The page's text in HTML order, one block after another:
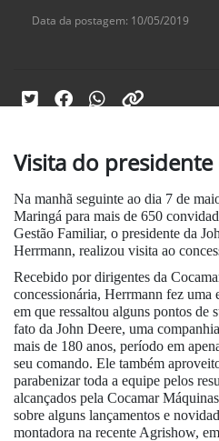
Data da postagem: 10/05/2019
Visita do presidente
Na manhã seguinte ao dia 7 de
Maringá para mais de 650
Gestão Familiar, o presidente da
Herrmann, realizou visita ao
Recebido por dirigentes da
concessionária, Herrmann fez uma
em que ressaltou alguns pontos de
fato da John Deere, uma
mais de 180 anos, período em
seu comando. Ele também
parabenizar toda a equipe pelos
alcançados pela Cocamar
sobre alguns lançamentos e
montadora na recente Agrishow,